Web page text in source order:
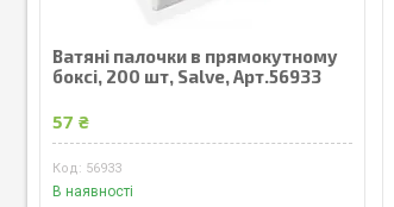
Ватяні палочки в прямокутному
боксі, 200 шт, Salve, Арт.56933
57 ₴
56933
В наявності